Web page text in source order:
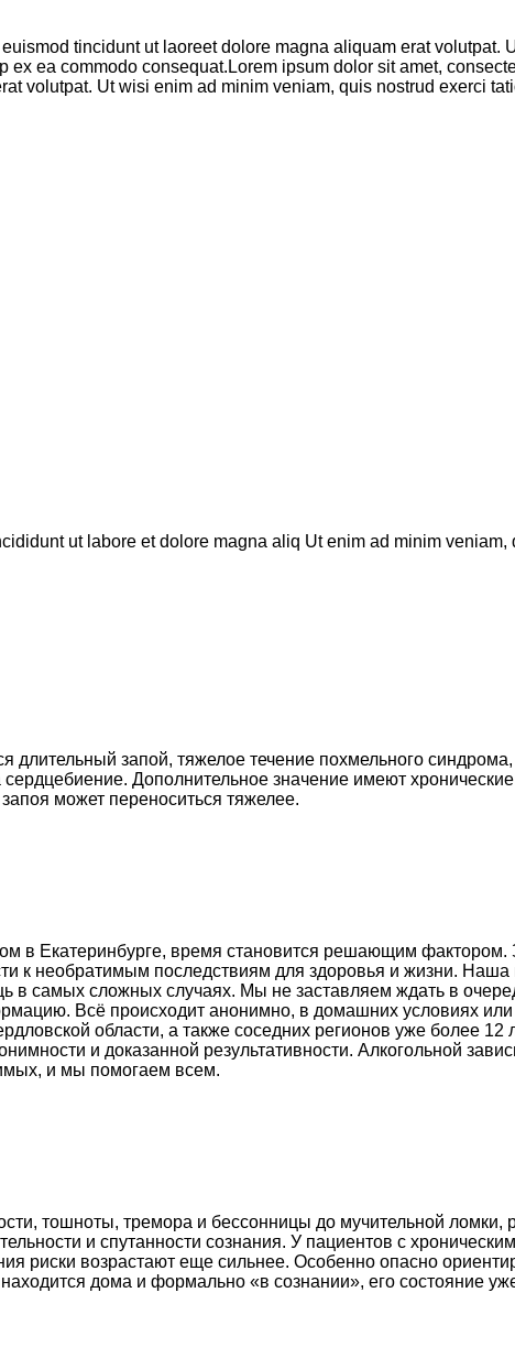
tincidunt ut laoreet dolore magna aliquam erat volutpat.
ea commodo consequat.Lorem ipsum dolor sit amet,
volutpat. Ut wisi enim ad minim veniam, quis nostrud exerci
ut labore et dolore magna aliq Ut enim ad minim veniam,
длительный запой, тяжелое течение похмельного
Дополнительное значение имеют
может переноситься тяжелее.
в Екатеринбурге, время становится решающим фактором.
к необратимым последствиям для здоровья и жизни. Наша
в самых сложных случаях. Мы не заставляем ждать в
Всё происходит анонимно, в домашних условиях
области, а также соседних регионов уже более 12
и доказанной результативности. Алкогольной
и мы помогаем всем.
тошноты, тремора и бессонницы до мучительной ломки,
и спутанности сознания. У пациентов с
риски возрастают еще сильнее. Особенно опасно
дома и формально «в сознании», его состояние